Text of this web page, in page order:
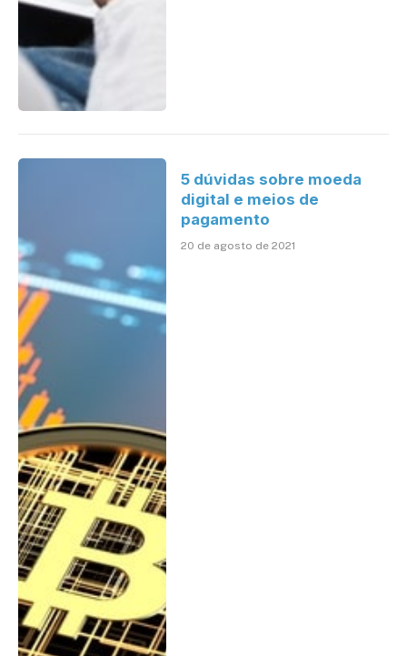
5 dúvidas sobre moeda
digital e meios de
pagamento
20 de agosto de 2021